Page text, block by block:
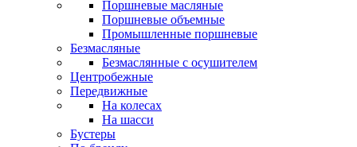
Поршневые масляные
Поршневые объемные
Промышленные поршневые
Безмасляные
Безмаслянные с осушителем
Центробежные
Передвижные
На колесах
На шасси
Бустеры